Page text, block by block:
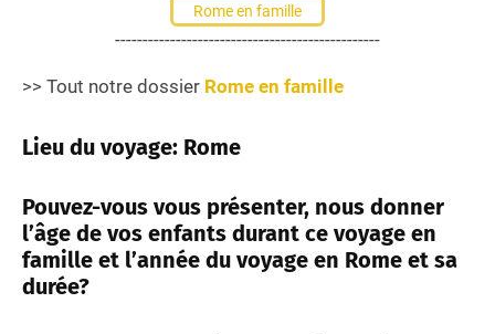
Rome en famille
------------------------------------------------
>> Tout notre dossier Rome en famille
Lieu du voyage: Rome
Pouvez-vous vous présenter, nous donner
l’âge de vos enfants durant ce voyage en
famille et l’année du voyage en Rome et sa
durée?